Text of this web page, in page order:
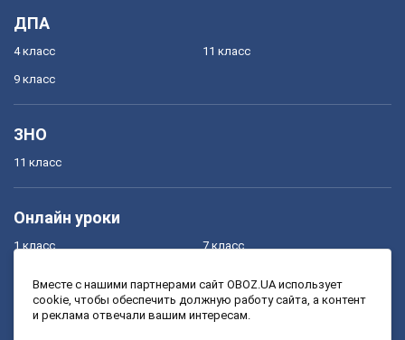
ДПА
4 класс
9 класс
11 класс
ЗНО
11 класс
Онлайн уроки
1 класс
3 класс
7 класс
9 класс
Вместе с нашими партнерами сайт OBOZ.UA использует
cookie, чтобы обеспечить должную работу сайта, а контент
и реклама отвечали вашим интересам.